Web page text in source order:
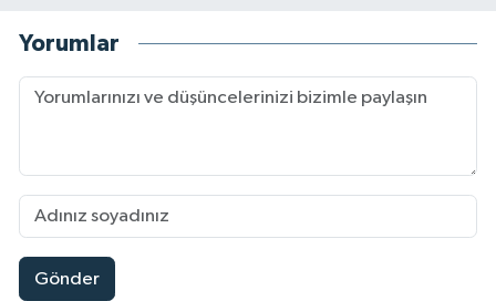
Yorumlar
Gönder